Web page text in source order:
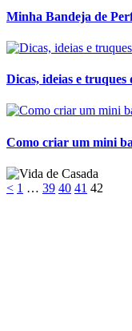
Minha Bandeja de
Dicas, ideias e truques
Como criar um mini
< 1 … 39 40 41 42